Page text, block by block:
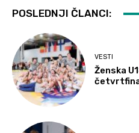
POSLEDNJI ČLANCI:
VESTI
Ženska